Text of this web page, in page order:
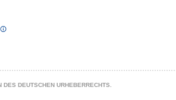
DEUTSCHEN URHEBERRECHTS.